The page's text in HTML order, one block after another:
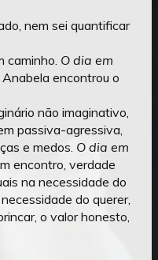
nem sei quantificar
caminho. O dia em
encontrou o
não imaginativo,
passiva-agressiva,
e medos. O dia em
encontro, verdade
na necessidade do
do querer,
o valor honesto,